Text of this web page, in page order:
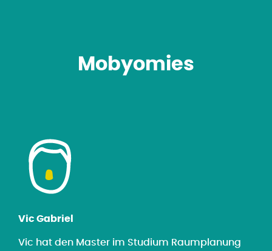
Mobyomies
Vic Gabriel
Vic hat den Master im Studium Raumplanung